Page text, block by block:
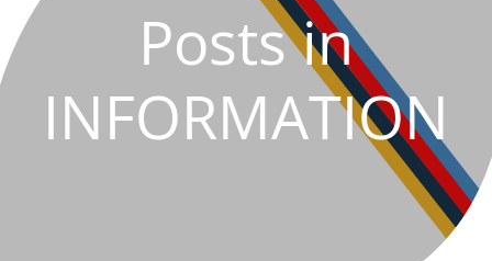
Posts in
INFORMATION